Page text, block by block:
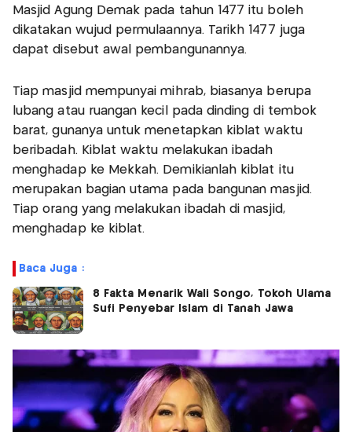
Masjid Agung Demak pada tahun 1477 itu boleh
dikatakan wujud permulaannya. Tarikh 1477 juga
dapat disebut awal pembangunannya.
Tiap masjid mempunyai mihrab, biasanya berupa
lubang atau ruangan kecil pada dinding di tembok
barat, gunanya untuk menetapkan kiblat waktu
beribadah. Kiblat waktu melakukan ibadah
menghadap ke Mekkah. Demikianlah kiblat itu
merupakan bagian utama pada bangunan masjid.
Tiap orang yang melakukan ibadah di masjid,
menghadap ke kiblat.
Baca Juga :
8 Fakta Menarik Wali Songo, Tokoh Ulama
Sufi Penyebar Islam di Tanah Jawa